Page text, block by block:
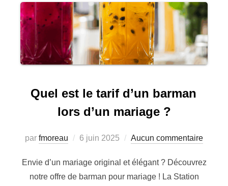
Quel est le tarif d’un barman
lors d’un mariage ?
par fmoreau
Publié
6 juin 2025 Aucun commentaire
Envie d’un mariage original et élégant ? Découvrez
notre offre de barman pour mariage ! La Station